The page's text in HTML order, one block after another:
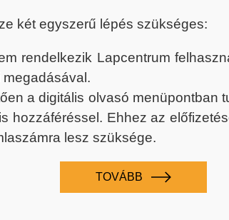
két egyszerű lépés szükséges:
rendelkezik Lapcentrum
a digitális olvasó menüpontban
hozzáféréssel. Ehhez az
lesz szüksége.
TOVÁBB